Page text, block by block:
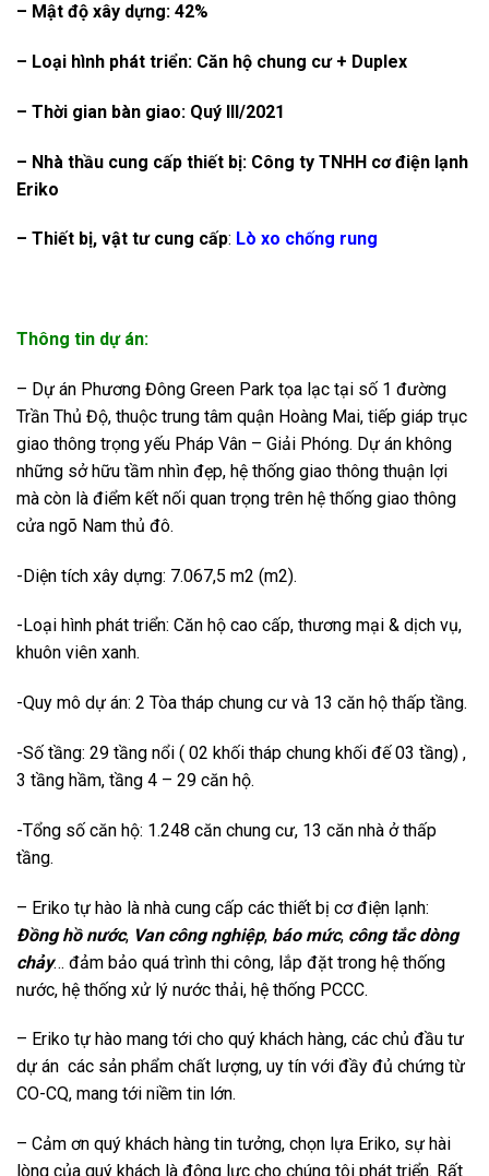
– Mật độ xây dựng: 42%
– Loại hình phát triển: Căn hộ chung cư + Duplex
– Thời gian bàn giao: Quý III/2021
– Nhà thầu cung cấp thiết bị: Công ty TNHH cơ điện lạnh
Eriko
– Thiết bị, vật tư cung cấp: Lò xo chống rung
Thông tin dự án:
– Dự án Phương Đông Green Park tọa lạc tại số 1 đường
Trần Thủ Độ, thuộc trung tâm quận Hoàng Mai, tiếp giáp trục
giao thông trọng yếu Pháp Vân – Giải Phóng. Dự án không
những sở hữu tầm nhìn đẹp, hệ thống giao thông thuận lợi
mà còn là điểm kết nối quan trọng trên hệ thống giao thông
cửa ngõ Nam thủ đô.
-Diện tích xây dựng: 7.067,5 m2 (m2).
-Loại hình phát triển: Căn hộ cao cấp, thương mại & dịch vụ,
khuôn viên xanh.
-Quy mô dự án: 2 Tòa tháp chung cư và 13 căn hộ thấp tầng.
-Số tầng: 29 tầng nổi ( 02 khối tháp chung khối đế 03 tầng) ,
3 tầng hầm, tầng 4 – 29 căn hộ.
-Tổng số căn hộ: 1.248 căn chung cư, 13 căn nhà ở thấp
tầng.
– Eriko tự hào là nhà cung cấp các thiết bị cơ điện lạnh:
Đồng hồ nước, Van công nghiệp, báo mức, công tắc dòng
chảy… đảm bảo quá trình thi công, lắp đặt trong hệ thống
nước, hệ thống xử lý nước thải, hệ thống PCCC.
– Eriko tự hào mang tới cho quý khách hàng, các chủ đầu tư
dự án các sản phẩm chất lượng, uy tín với đầy đủ chứng từ
CO-CQ, mang tới niềm tin lớn.
– Cảm ơn quý khách hàng tin tưởng, chọn lựa Eriko, sự hài
lòng của quý khách là động lực cho chúng tôi phát triển. Rất